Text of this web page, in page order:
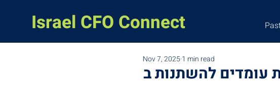
Israel CFO Connect
עומדים להשתנות ב
Nov 7, 20251 min read